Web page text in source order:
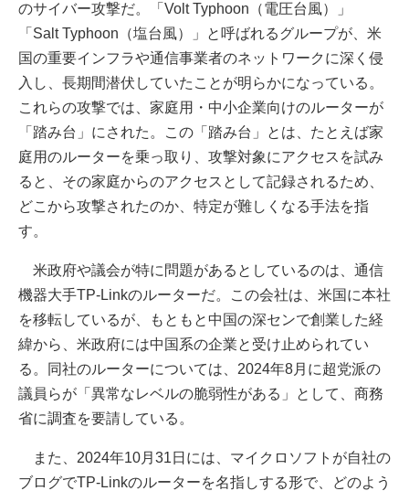
のサイバー攻撃だ。「Volt Typhoon（電圧台風）」
「Salt Typhoon（塩台風）」と呼ばれるグループが、米
国の重要インフラや通信事業者のネットワークに深く侵
入し、長期間潜伏していたことが明らかになっている。
これらの攻撃では、家庭用・中小企業向けのルーターが
「踏み台」にされた。この「踏み台」とは、たとえば家
庭用のルーターを乗っ取り、攻撃対象にアクセスを試み
ると、その家庭からのアクセスとして記録されるため、
どこから攻撃されたのか、特定が難しくなる手法を指
す。
米政府や議会が特に問題があるとしているのは、通信
機器大手TP-Linkのルーターだ。この会社は、米国に本社
を移転しているが、もともと中国の深センで創業した経
緯から、米政府には中国系の企業と受け止められてい
る。同社のルーターについては、2024年8月に超党派の
議員らが「異常なレベルの脆弱性がある」として、商務
省に調査を要請している。
また、2024年10月31日には、マイクロソフトが自社の
ブログでTP-Linkのルーターを名指しする形で、どのよう